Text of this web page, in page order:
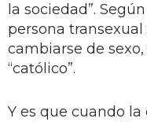
la sociedad”.
persona
cambiarse de
“católico”.
Y es que cuando